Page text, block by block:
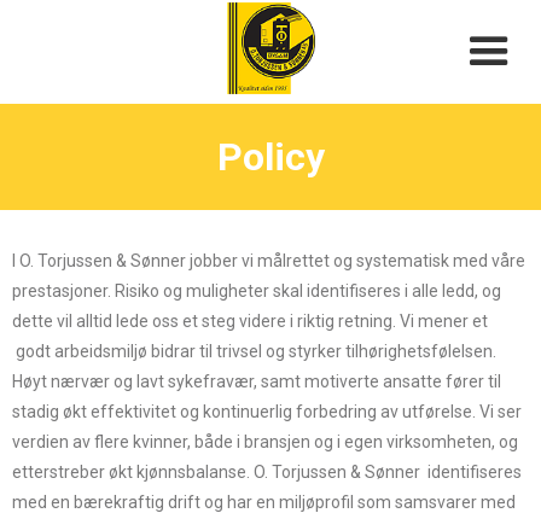
Policy
I O. Torjussen & Sønner jobber vi målrettet og systematisk med våre
prestasjoner. Risiko og muligheter skal identifiseres i alle ledd, og
dette vil alltid lede oss et steg videre i riktig retning. Vi mener et
godt arbeidsmiljø bidrar til trivsel og styrker tilhørighetsfølelsen.
Høyt nærvær og lavt sykefravær, samt motiverte ansatte fører til
stadig økt effektivitet og kontinuerlig forbedring av utførelse. Vi ser
verdien av flere kvinner, både i bransjen og i egen virksomheten, og
etterstreber økt kjønnsbalanse. O. Torjussen & Sønner identifiseres
med en bærekraftig drift og har en miljøprofil som samsvarer med